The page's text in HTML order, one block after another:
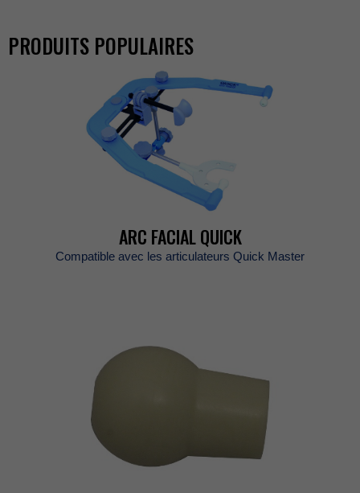
PRODUITSPOPULAIRES
ARCFACIALQUICK
CompatibleaveclesarticulateursQuickMaster